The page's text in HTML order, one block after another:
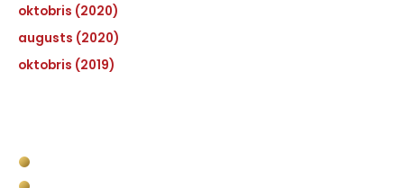
oktobris (2020)
augusts (2020)
oktobris (2019)